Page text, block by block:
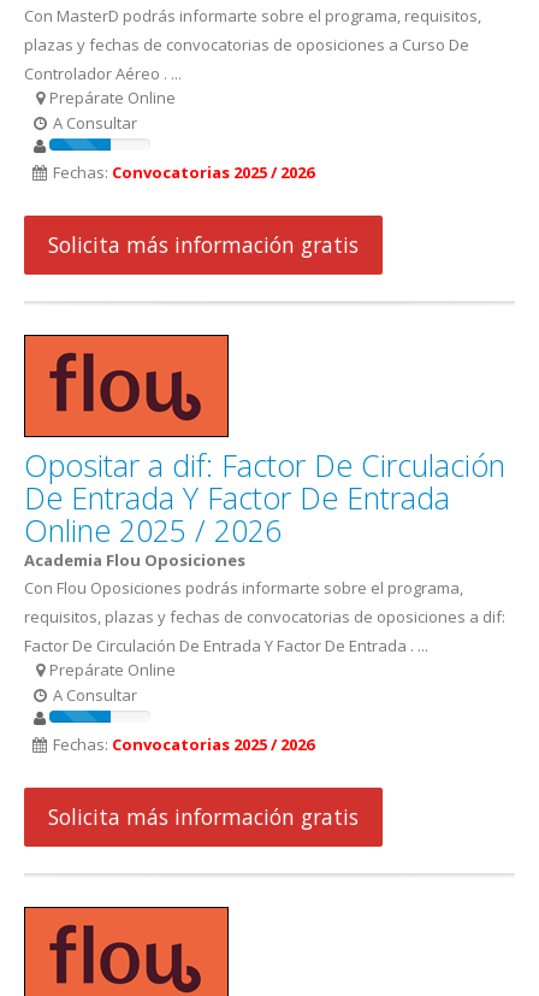
Con MasterD podrás informarte sobre el programa, requisitos,
plazas y fechas de convocatorias de oposiciones a Curso De
Controlador Aéreo . ...
Prepárate Online
A Consultar
Fechas: Convocatorias 2025 / 2026
Solicita más información gratis
Opositar a dif: Factor De Circulación
De Entrada Y Factor De Entrada
Online 2025 / 2026
Academia Flou Oposiciones
Con Flou Oposiciones podrás informarte sobre el programa,
requisitos, plazas y fechas de convocatorias de oposiciones a dif:
Factor De Circulación De Entrada Y Factor De Entrada . ...
Prepárate Online
A Consultar
Fechas: Convocatorias 2025 / 2026
Solicita más información gratis